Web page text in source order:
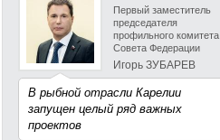
Первый заместитель
председателя
профильного комитета
Совета Федерации
Игорь ЗУБАРЕВ
В рыбной отрасли Карелии
запущен целый ряд важных
проектов